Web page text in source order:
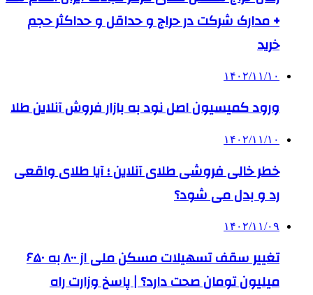
+ مدارک شرکت در حراج و حداقل و حداکثر حجم
خرید
۱۴۰۲/۱۱/۱۰
ورود کمیسیون اصل نود به بازار فروش آنلاین طلا
۱۴۰۲/۱۱/۱۰
خطر خالی فروشی طلای آنلاین ؛ آیا طلای واقعی
رد و بدل می شود؟
۱۴۰۲/۱۱/۰۹
تغییر سقف تسهیلات مسکن ملی از ۸۰۰ به ۶۵۰
میلیون تومان صحت دارد؟ | پاسخ وزارت راه